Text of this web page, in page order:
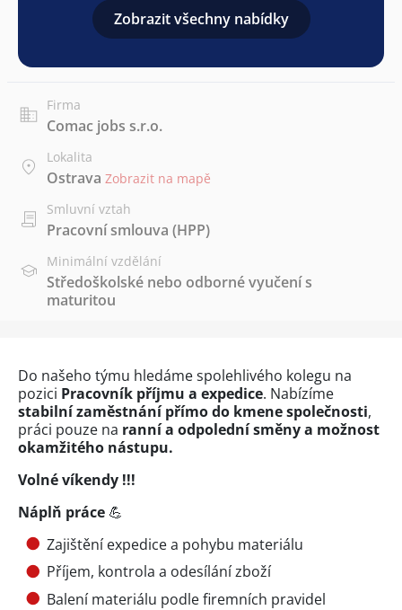
Zobrazit všechny nabídky
Firma
Comac jobs s.r.o.
Lokalita
Ostrava Zobrazit na mapě
Smluvní vztah
Pracovní smlouva (HPP)
Minimální vzdělání
Středoškolské nebo odborné vyučení s
maturitou
Do našeho týmu hledáme spolehlivého kolegu na
pozici Pracovník příjmu a expedice. Nabízíme
stabilní zaměstnání přímo do kmene společnosti,
práci pouze na ranní a odpolední směny a možnost
okamžitého nástupu.
Volné víkendy !!!
Náplň práce 💪
Zajištění expedice a pohybu materiálu
Příjem, kontrola a odesílání zboží
Balení materiálu podle firemních pravidel